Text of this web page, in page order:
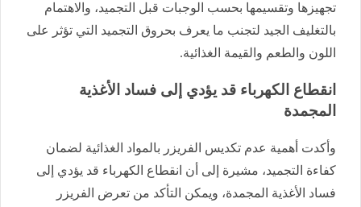
تجهيزها وتقسيمها بحسب الوجبات قبل التجميد، والاهتمام
بالتغليف الجيد لتجنب ما يعرف بحروق التجميد التي تؤثر على
اللون والطعم والقيمة الغذائية.
انقطاع الكهرباء قد يؤدي إلى فساد الأغذية
المجمدة
وأكدت أهمية عدم تكديس الفريزر بالمواد الغذائية لضمان
كفاءة التجميد، مشيرة إلى أن انقطاع الكهرباء قد يؤدي إلى
فساد الأغذية المجمدة، ويمكن التأكد من تعرض الفريزر